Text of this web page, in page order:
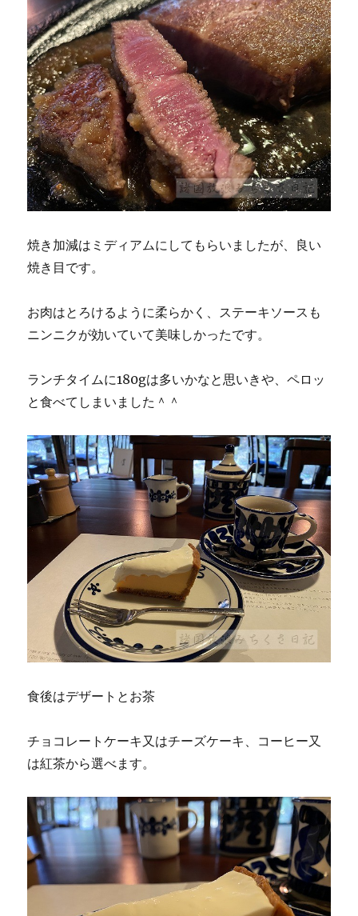
焼き加減はミディアムにしてもらいましたが、良い
焼き目です。
お肉はとろけるように柔らかく、ステーキソースも
ニンニクが効いていて美味しかったです。
ランチタイムに180gは多いかなと思いきや、ペロッ
と食べてしまいました＾＾
食後はデザートとお茶
チョコレートケーキ又はチーズケーキ、コーヒー又
は紅茶から選べます。